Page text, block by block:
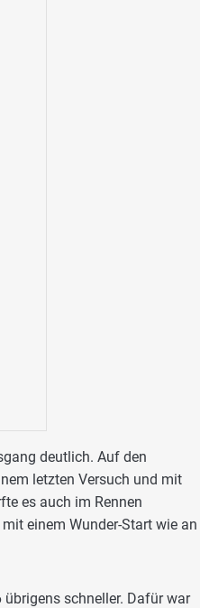
deutlich. Auf den
letzten Versuch und mit
es auch im Rennen
einem Wunder-Start wie an
übrigens schneller. Dafür war